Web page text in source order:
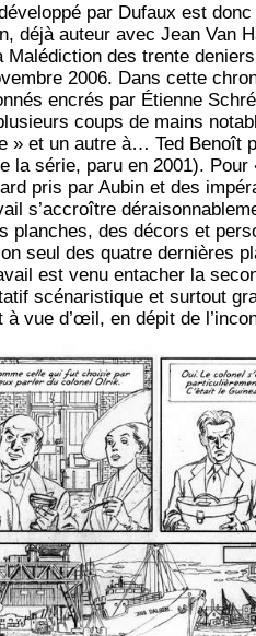
par Dufaux est
déjà auteur avec Jean Van
Malédiction des trente
2006. Dans cette
encrés par Étienne
coups de mains
» et un autre à… Ted Benoît
la série, paru en 2001). Pour
pris par Aubin et des
s’accroître
planches, des décors et
seul des quatre dernières
est venu entacher la
scénaristique et surtout
à vue d’œil, en dépit de